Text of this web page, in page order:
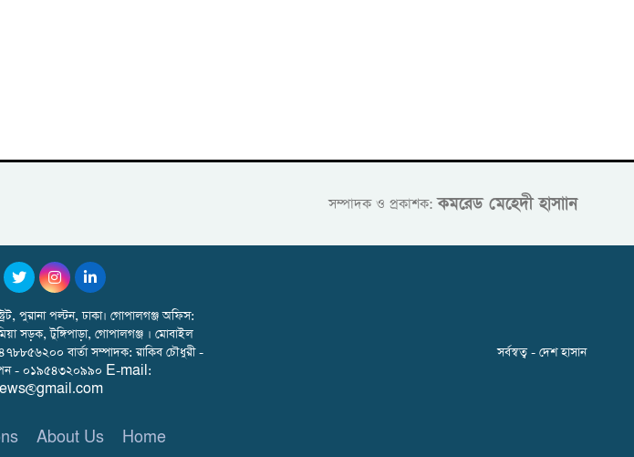
সম্পাদক ও প্রকাশক:কমরেড মেহেদী হাসাান
পুরানা পল্টন, ঢাকা। গোপালগঞ্জ অফিস:
সড়ক, টুঙ্গিপাড়া, গোপালগঞ্জ । মোবাইল
বার্তা সম্পাদক: রাকিব চৌধুরী -
- ০১৯৫৪৩২০৯৯০ E-mail:
About Us Home
সর্বস্বত্ব - দেশ হাসান